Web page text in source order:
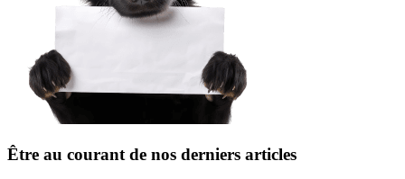
Être au courant de nos derniers articles